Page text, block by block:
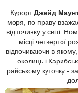
КурортДжейд
моря, по праву
відпочинку у світі.
місці четвертої
відпочиваючи в
околиць і
райському куточку -